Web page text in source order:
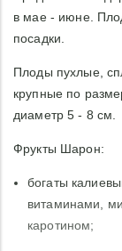
в мае - июне.
посадки.
Плоды пухлые,
крупные по
диаметр 5 - 8 см.
Фрукты Шарон:
богаты
витаминами,
каротином;